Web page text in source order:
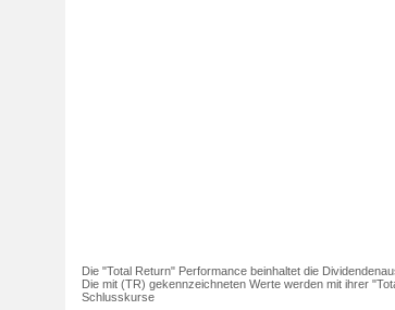
Die "Total Return" Performance beinhaltet die
Die mit (TR) gekennzeichneten Werte werden mit ihrer
Schlusskurse